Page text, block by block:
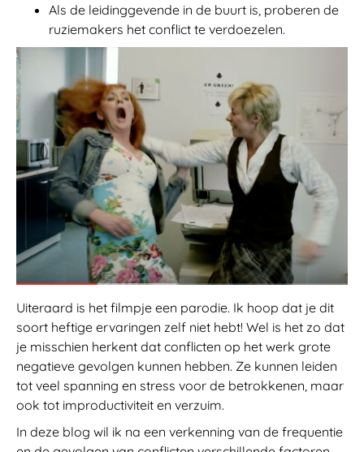
Als de leidinggevende in de buurt is, proberen de
ruziemakers het conflict te verdoezelen.
Uiteraard is het filmpje een parodie. Ik hoop dat je dit
soort heftige ervaringen zelf niet hebt! Wel is het zo dat
je misschien herkent dat conflicten op het werk grote
negatieve gevolgen kunnen hebben. Ze kunnen leiden
tot veel spanning en stress voor de betrokkenen, maar
ook tot improductiviteit en verzuim.
In deze blog wil ik na een verkenning van de frequentie